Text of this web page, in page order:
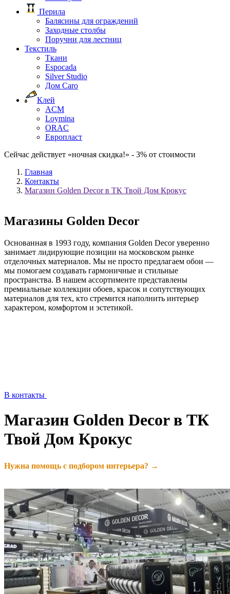
Перила
Балясины для ограждений
Заходные столбы
Поручни для лестниц
Текстиль
Ткани
Espocada
Silver Studio
Дом Caro
Клей
ACM
Loymina
ORAC
Европласт
Сейчас действует «ночная скидка!» - 3% от стоимости
Главная
Контакты
Магазин Golden Decor в ТК Твой Дом Крокус
Магазины Golden Decor
Основанная в 1993 году, компания Golden Decor уверенно
занимает лидирующие позиции на московском рынке
отделочных материалов. Мы не просто предлагаем обои —
мы помогаем создавать гармоничные и стильные
пространства. В нашем ассортименте представлены
премиальные коллекции обоев, красок и сопутствующих
материалов для тех, кто стремится наполнить интерьер
характером, комфортом и эстетикой.
В контакты
Магазин Golden Decor в ТК
Твой Дом Крокус
Нужна помощь с подбором интерьера? →